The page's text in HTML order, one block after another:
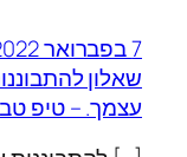
7 בפברואר 2022
שאלון
עצמך. – טיפ